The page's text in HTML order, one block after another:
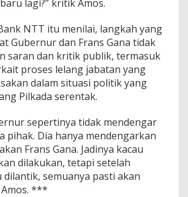
lagi?” kritik Amos.
NTT itu menilai, langkah yang
Gubernur dan Frans Gana tidak
saran dan kritik publik, termasuk
proses lelang jabatan yang
dalam situasi politik yang
Pilkada serentak.
sepertinya tidak mendengar
pihak. Dia hanya mendengarkan
Frans Gana. Jadinya kacau
dilakukan, tetapi setelah
semuanya pasti akan
***